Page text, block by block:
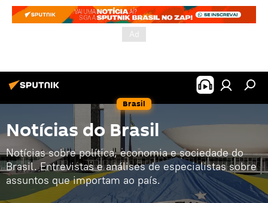
Brasil
Notícias do Brasil
Notícias sobre política, economia e sociedade do
Brasil. Entrevistas e análises de especialistas sobre
assuntos que importam ao país.